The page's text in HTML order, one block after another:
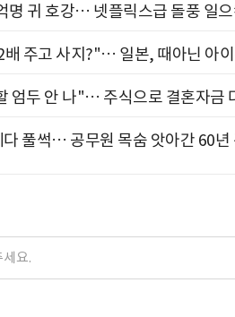
명 귀 호강… 넷플릭스급 돌풍 일으
배 주고 사지?"… 일본, 때아닌 아
엄두 안 나"… 주식으로 결혼자금
다 풀썩… 공무원 목숨 앗아간 60년